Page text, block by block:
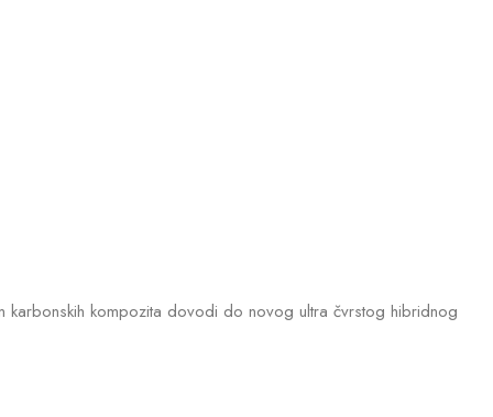
karbonskih kompozita dovodi do novog ultra čvrstog hibridnog